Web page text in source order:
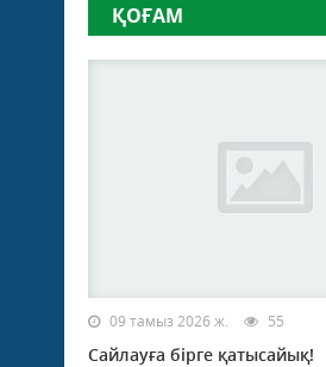
ҚОҒАМ
09 тамыз 2026 ж. 55
Сайлауға бірге қатысайық!